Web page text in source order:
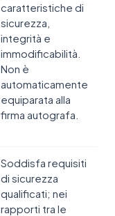
caratteristiche di
sicurezza,
integrità e
immodificabilità.
Non è
automaticamente
equiparata alla
firma autografa.
Soddisfa requisiti
di sicurezza
qualificati; nei
rapporti tra le